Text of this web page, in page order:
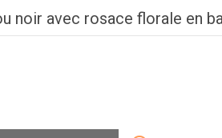
noir avec rosace florale en